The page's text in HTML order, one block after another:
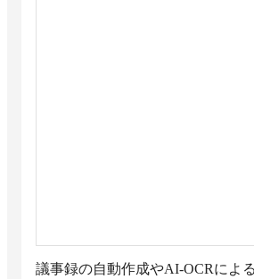
議事録の自動作成やAI-OCRによ